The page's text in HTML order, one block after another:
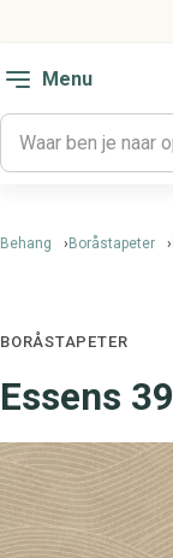
Menu
Behang Boråstapeter
BORÅSTAPETER
Essens